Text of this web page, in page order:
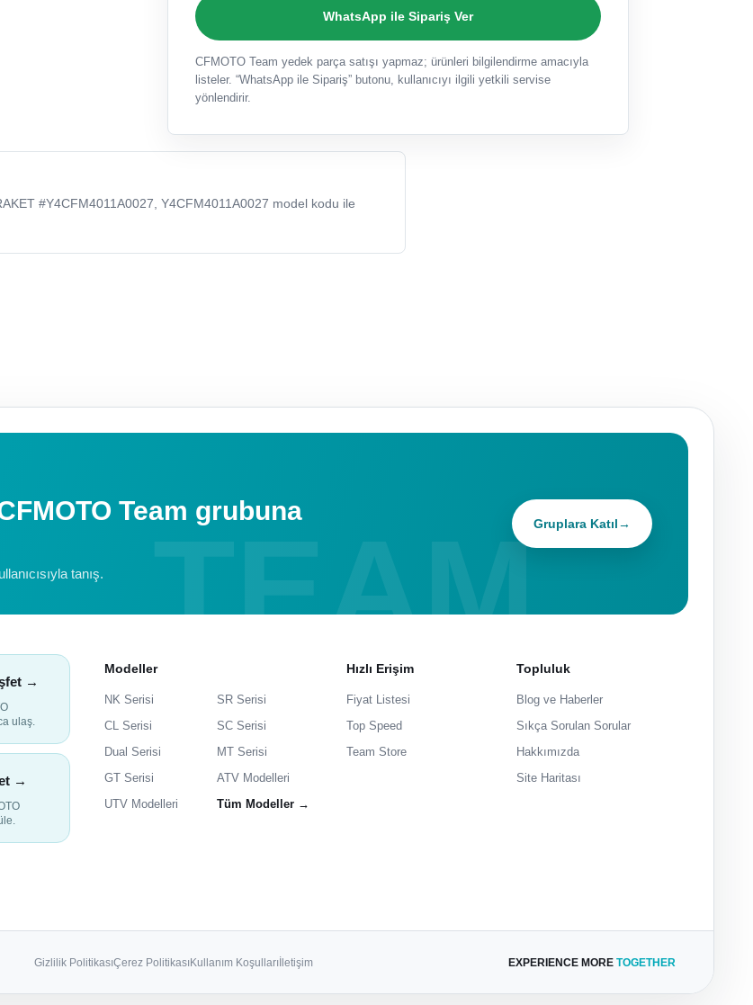
WhatsApp ile Sipariş Ver
CFMOTO Team yedek parça satışı yapmaz; ürünleri bilgilendirme amacıyla
listeler. “WhatsApp ile Sipariş” butonu, kullanıcıyı ilgili yetkili servise
yönlendirir.
#Y4CFM4011A0027, Y4CFM4011A0027 model kodu ile
Team grubuna
tanış.
Gruplara Katıl→
→
ulaş.
→
Modeller
NK Serisi
SR Serisi
CL Serisi
SC Serisi
Dual Serisi
MT Serisi
GT Serisi
ATV Modelleri
UTV Modelleri
Tüm Modeller →
Hızlı Erişim
Fiyat Listesi
Top Speed
Team Store
Topluluk
Blog ve Haberler
Sıkça Sorulan Sorular
Hakkımızda
Site Haritası
Gizlilik PolitikasıÇerez PolitikasıKullanım Koşullarıİletişim EXPERIENCE MORE TOGETHER